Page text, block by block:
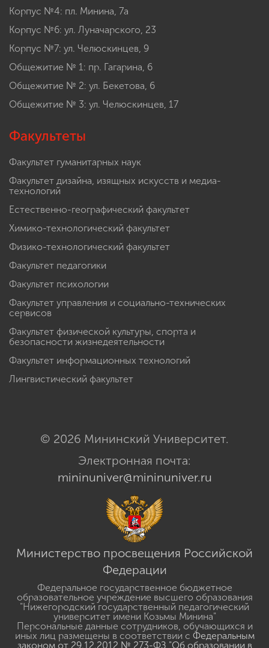
Корпус №4: пл. Минина, 7а
Корпус №6: ул. Луначарского, 23
Корпус №7: ул. Челюскинцев, 9
Общежитие № 1: пр. Гагарина, 6
Общежитие № 2: ул. Бекетова, 6
Общежитие № 3: ул. Челюскинцев, 17
Факультеты
Факультет гуманитарных наук
Факультет дизайна, изящных искусств и медиа-
технологий
Естественно-географический факультет
Химико-технологический факультет
Физико-технологический факультет
Факультет педагогики
Факультет психологии
Факультет управления и социально-технических
сервисов
Факультет физической культуры, спорта и
безопасности жизнедеятельности
Факультет информационных технологий
Лингвистический факультет
© 2026 Мининский Университет.
Электронная почта:
mininuniver@mininuniver.ru
Министерство просвещения Российской
Федерации
Федеральное государственное бюджетное
образовательное учреждение высшего образования
"Нижегородский государственный педагогический
университет имени Козьмы Минина"
Персональные данные сотрудников, обучающихся и
иных лиц размещены в соответствии с Федеральным
законом от 29.12.2012 № 273-ФЗ "Об образовании в